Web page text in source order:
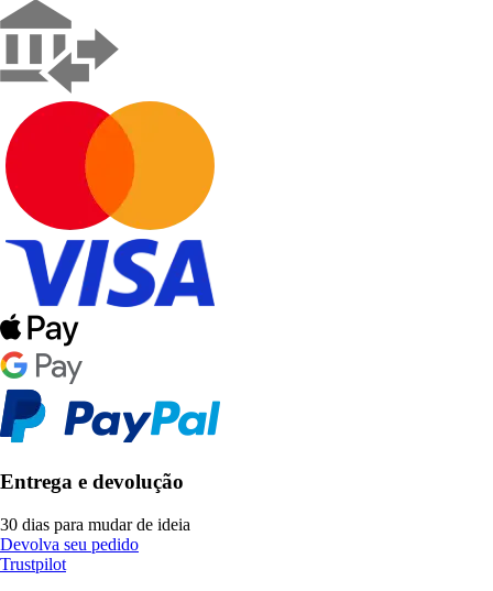
Entrega e devolução
30 dias para mudar de ideia
Devolva seu pedido
Trustpilot